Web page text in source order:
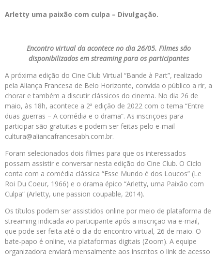
Arletty uma paixão com culpa – Divulgação.
Encontro virtual da acontece no dia 26/05. Filmes são
disponibilizados em streaming para os participantes
A próxima edição do Cine Club Virtual “Bande à Part”, realizado
pela Aliança Francesa de Belo Horizonte, convida o público a rir, a
chorar e também a discutir clássicos do cinema. No dia 26 de
maio, às 18h, acontece a 2ª edição de 2022 com o tema “Entre
duas guerras – A comédia e o drama”. As inscrições para
participar são gratuitas e podem ser feitas pelo e-mail
cultura@aliancafrancesabh.com.br.
Foram selecionados dois filmes para que os interessados
possam assistir e conversar nesta edição do Cine Club. O Ciclo
conta com a comédia clássica “Esse Mundo é dos Loucos” (Le
Roi Du Coeur, 1966) e o drama épico “Arletty, uma Paixão com
Culpa” (Arletty, une passion coupable, 2014).
Os títulos podem ser assistidos online por meio de plataforma de
streaming indicada ao participante após a inscrição via e-mail,
que pode ser feita até o dia do encontro virtual, 26 de maio. O
bate-papo é online, via plataformas digitais (Zoom). A equipe
organizadora enviará mensalmente aos inscritos o link de acesso